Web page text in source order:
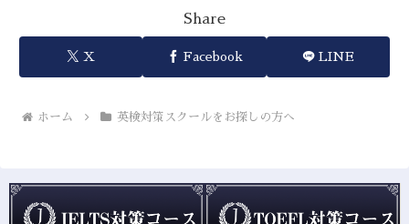
Share
X Facebook LINE
ホーム 英検対策スクールをお探しの方へ